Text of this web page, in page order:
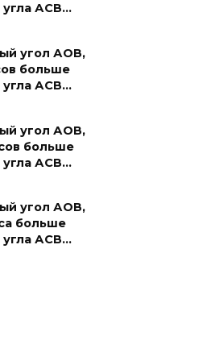
угла АСВ…
угол АОВ,
больше
угла АСВ…
угол АОВ,
больше
угла АСВ…
угол АОВ,
больше
угла АСВ…